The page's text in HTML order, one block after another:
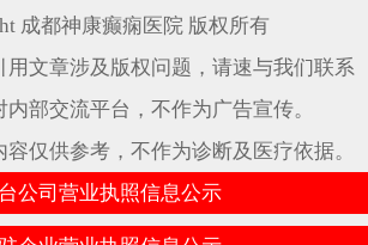
成都神康癫痫医院 版权所有
用文章涉及版权问题，请速与我们联系
部交流平台，不作为广告宣传。
仅供参考，不作为诊断及医疗依据。
公司营业执照信息公示